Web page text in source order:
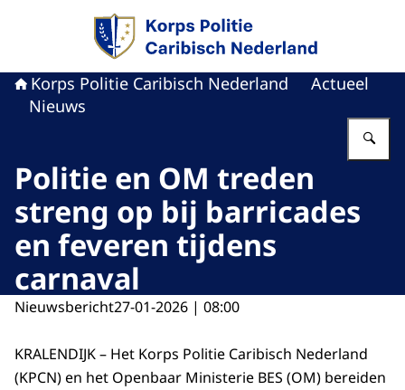
Naar de homepage van Politie Caribisch
Korps Politie Caribisch Nederland
Actueel
Nieuws
Politie en OM treden
streng op bij barricades
en feveren tijdens
carnaval
Nieuwsbericht27-01-2026 | 08:00
KRALENDIJK – Het Korps Politie Caribisch Nederland
(KPCN) en het Openbaar Ministerie BES (OM) bereiden